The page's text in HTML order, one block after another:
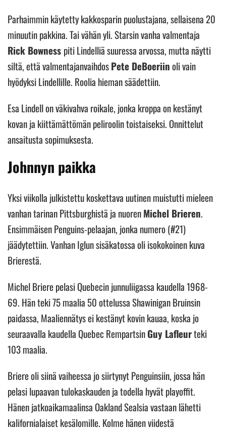
Parhaimmin käytetty kakkosparin puolustajana, sellaisena 20
minuutin pakkina. Tai vähän yli. Starsin vanha valmentaja
Rick Bowness piti Lindelliä suuressa arvossa, mutta näytti
siltä, että valmentajanvaihdosPete DeBoeriinoli vain
hyödyksi Lindellille. Roolia hieman säädettiin.
Esa Lindell on väkivahva roikale, jonka kroppa on kestänyt
kovan ja kiittämättömän peliroolin toistaiseksi. Onnittelut
ansaitusta sopimuksesta.
Johnnyn paikka
Yksi viikolla julkistettu koskettava uutinen muistutti mieleen
vanhan tarinan Pittsburghistä ja nuorenMichel Brieren.
Ensimmäisen Penguins-pelaajan, jonka numero (#21)
jäädytettiin. Vanhan Iglun sisäkatossa oli isokokoinen kuva
Brierestä.
Michel Briere pelasi Quebecin junnuliigassa kaudella 1968-
69. Hän teki 75 maalia 50 ottelussa Shawinigan Bruinsin
paidassa, Maaliennätys ei kestänyt kovin kauaa, koska jo
seuraavalla kaudella Quebec RempartsinGuy Lafleurteki
103 maalia.
Briere oli siinä vaiheessa jo siirtynyt Penguinsiin, jossa hän
pelasi lupaavan tulokaskauden ja todella hyvät playoffit.
Hänen jatkoaikamaalinsa Oakland Sealsia vastaan lähetti
kalifornialaiset kesälomille. Kolme hänen viidestä